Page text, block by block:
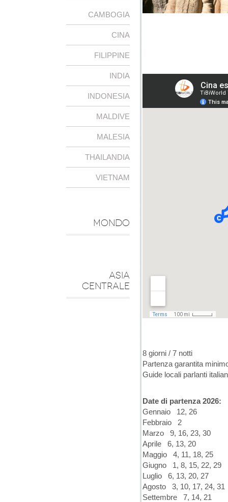
CAMBOGIA
CINA
FILIPPINE
INDIA
INDONESIA
MALDIVE
MALESIA
THAILANDIA
VIETNAM
MONDO
ASIA
CENTRALE
8 giorni / 7 notti
Partenza garantita
Guide locali parlanti
Date di partenza 2026:
Gennaio 12, 26
Febbraio 2
Marzo 9, 16, 23, 30
Aprile 6, 13, 20
Maggio 4, 11, 18, 25
Giugno 1, 8, 15, 22, 29
Luglio 6, 13, 20, 27
Agosto 3, 10, 17, 24, 31
Settembre 7, 14, 21